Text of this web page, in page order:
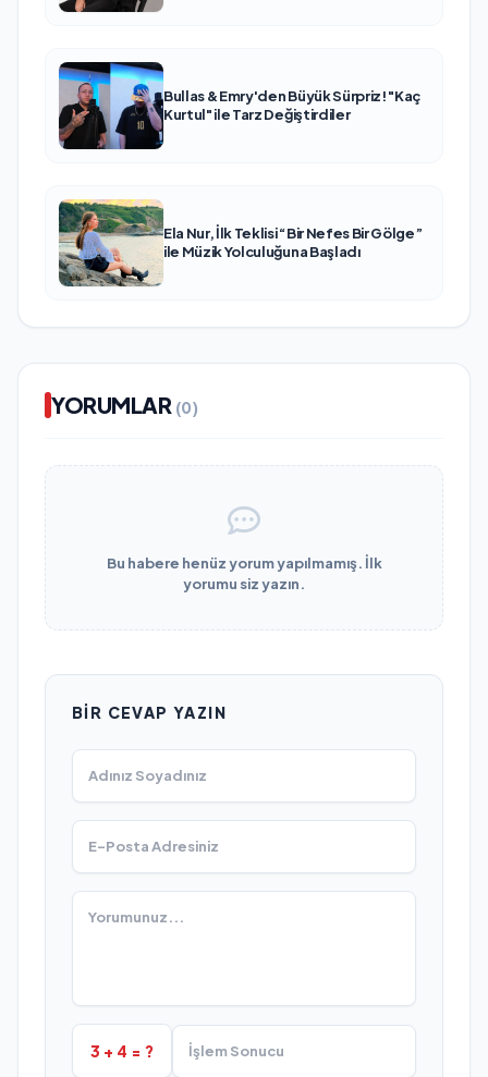
Bullas & Emry'den Büyük Sürpriz! "Kaç
Kurtul" ile Tarz Değiştirdiler
Ela Nur, İlk Teklisi “Bir Nefes Bir Gölge”
ile Müzik Yolculuğuna Başladı
YORUMLAR (0)
Bu habere henüz yorum yapılmamış. İlk
yorumu siz yazın.
BIR CEVAP YAZIN
3 + 4 = ?